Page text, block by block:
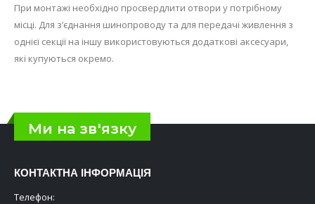
При монтажі необхідно просвердлити отвори у потрібному
місці. Для з’єднання шинопроводу та для передачі живлення з
однієї секції на іншу використовуються додаткові аксесуари,
які купуються окремо.
Ми на зв'язку
КОНТАКТНА ІНФОРМАЦІЯ
Телефон: